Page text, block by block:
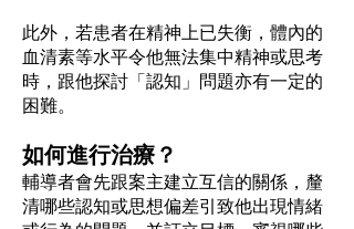
此外，若患者在精神上已失衡，體內的
血清素等水平令他無法集中精神或思考
時，跟他探討「認知」問題亦有一定的
困難。
如何進行治療？
輔導者會先跟案主建立互信的關係，釐
清哪些認知或思想偏差引致他出現情緒